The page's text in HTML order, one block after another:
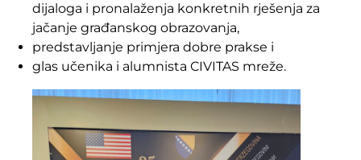
dijaloga i pronalaženja konkretnih rješenja za
jačanje građanskog obrazovanja,
predstavljanje primjera dobre prakse i
glas učenika i alumnista CIVITAS mreže.